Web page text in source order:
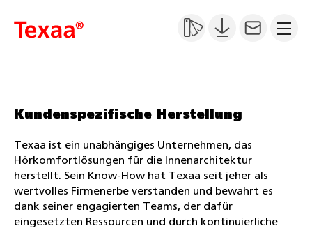
Kundenspezifische Herstellung
Texaa ist ein unabhängiges Unternehmen, das
Hörkomfortlösungen für die Innenarchitektur
herstellt. Sein Know-How hat Texaa seit jeher als
wertvolles Firmenerbe verstanden und bewahrt es
dank seiner engagierten Teams, der dafür
eingesetzten Ressourcen und durch kontinuierliche